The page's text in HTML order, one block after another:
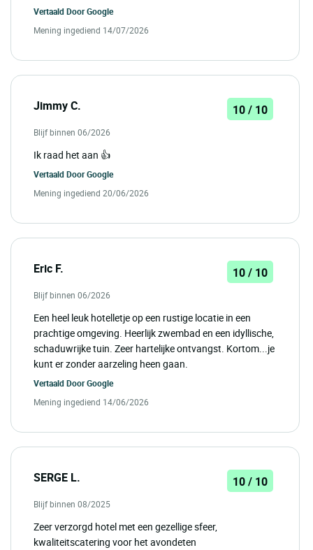
Vertaald DoorGoogle
Mening ingediend 14/07/2026
Jimmy C. 10 / 10
Blijf binnen 06/2026
Ik raad het aan 👍
Vertaald DoorGoogle
Mening ingediend 20/06/2026
Eric F. 10 / 10
Blijf binnen 06/2026
Een heel leuk hotelletje op een rustige locatie in een
prachtige omgeving. Heerlijk zwembad en een idyllische,
schaduwrijke tuin. Zeer hartelijke ontvangst. Kortom...je
kunt er zonder aarzeling heen gaan.
Vertaald DoorGoogle
Mening ingediend 14/06/2026
SERGE L. 10 / 10
Blijf binnen 08/2025
Zeer verzorgd hotel met een gezellige sfeer,
kwaliteitscatering voor het avondeten